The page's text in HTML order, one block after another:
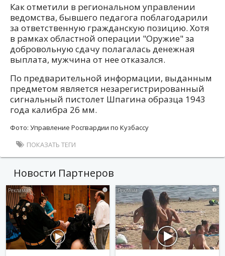
Как отметили в региональном управлении
ведомства, бывшего педагога поблагодарили
за ответственную гражданскую позицию. Хотя
в рамках областной операции "Оружие" за
добровольную сдачу полагалась денежная
выплата, мужчина от нее отказался.
По предварительной информации, выданным
предметом является незарегистрированный
сигнальный пистолет Шпагина образца 1943
года калибра 26 мм.
Фото: Управление Росгвардии по Кузбассу
ПОКАЗАТЬ ТЕГИ
Новости Партнеров
i i